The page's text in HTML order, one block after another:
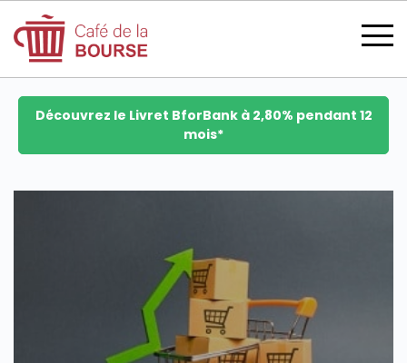
se connecter
devenir membre
Découvrez le Livret BforBank à 2,80% pendant 12
mois*